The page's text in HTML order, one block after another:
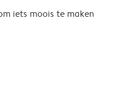
iets moois te maken